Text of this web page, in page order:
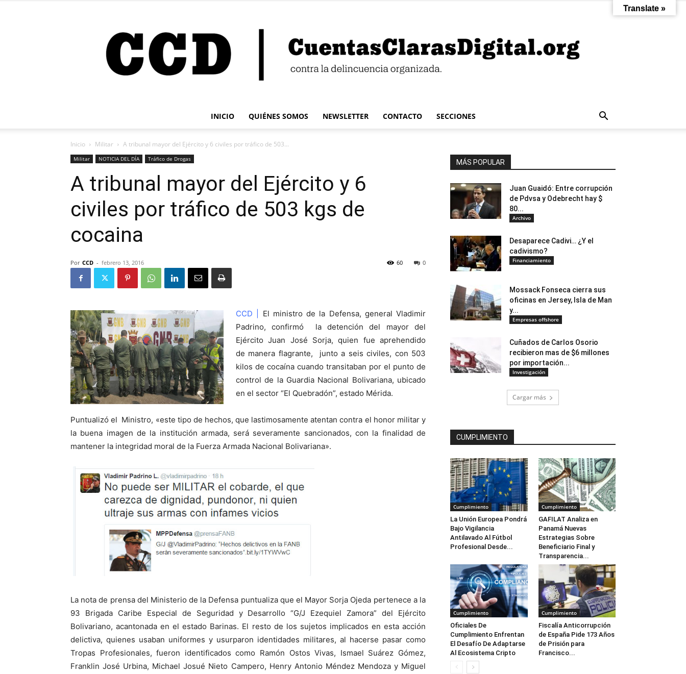
Claras
INICIO QUIÉNES SOMOS NEWSLETTER CONTACTO SECCIONES
Inicio Militar A tribunal mayor del Ejército y 6 civiles por tráfico de 503...
Militar NOTICIA DEL DÍA Tráfico de Drogas
A tribunal mayor del Ejército y 6
civiles por tráfico de 503 kgs de
cocaina
Por CCD - febrero 13, 2016 0
60
CCD |
El ministro de la Defensa, general Vladimir
Padrino, confirmó la detención del mayor del
Ejército Juan José Sorja, quien fue aprehendido
de manera flagrante, junto a seis civiles, con 503
kilos de cocaína cuando transitaban por el punto de
control de la Guardia Nacional Bolivariana, ubicado
en el sector “El Quebradón”, estado Mérida.
Puntualizó el Ministro, «este tipo de hechos, que lastimosamente atentan contra el honor militar y
la buena imagen de la institución armada, será severamente sancionados, con la finalidad de
mantener la integridad moral de la Fuerza Armada Nacional Bolivariana».
La nota de prensa del Ministerio de la Defensa puntualiza que el Mayor Sorja Ojeda pertenece a la
93 Brigada Caribe Especial de Seguridad y Desarrollo “G/J Ezequiel Zamora” del Ejército
Bolivariano, acantonada en el estado Barinas. El resto de los sujetos implicados en esta acción
delictiva, quienes usaban uniformes y usurparon identidades militares, al hacerse pasar como
Tropas Profesionales, fueron identificados como Ramón Ostos Vivas, Ismael Suárez Gómez,
Franklin José Urbina, Michael Josué Nieto Campero, Henry Antonio Méndez Mendoza y Miguel
MÁS POPULAR
Juan Guaidó: Entre corrupción
de Pdvsa y Odebrecht hay $
80...
Archivo
Desaparece Cadivi… ¿Y el
cadivismo?
Financiamiento
Mossack Fonseca cierra sus
oficinas en Jersey, Isla de Man
y...
Empresas offshore
Cuñados de Carlos Osorio
recibieron mas de $6 millones
por importación...
Investigación
Cargar más
CUMPLIMIENTO
Cumplimiento
La Unión Europea Pondrá
Bajo Vigilancia
Antilavado Al Fútbol
Profesional Desde...
Cumplimiento
GAFILAT Analiza en
Panamá Nuevas
Estrategias Sobre
Beneficiario Final y
Transparencia...
Cumplimiento
Oficiales De
Cumplimiento Enfrentan
El Desafío De Adaptarse
Al Ecosistema Cripto
Cumplimiento
Fiscalía Anticorrupción
de España Pide 173 Años
de Prisión para
Francisco...
Translate »